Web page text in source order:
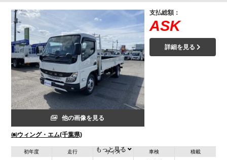
他の画像を見る
㈱ウィング・エム(千葉県)
支払総額：
ASK
詳細を見る
初年度 走行 サイズ 車検 積載
もっと見る